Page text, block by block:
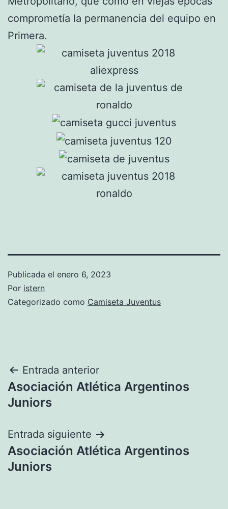
comprometía la permanencia del equipo en
Primera.
Publicada el enero 6, 2023
Por istern
Categorizado como Camiseta Juventus
Navegación
de
Entrada anterior
Asociación Atlética Argentinos
Juniors
Entrada siguiente
Asociación Atlética Argentinos
Juniors